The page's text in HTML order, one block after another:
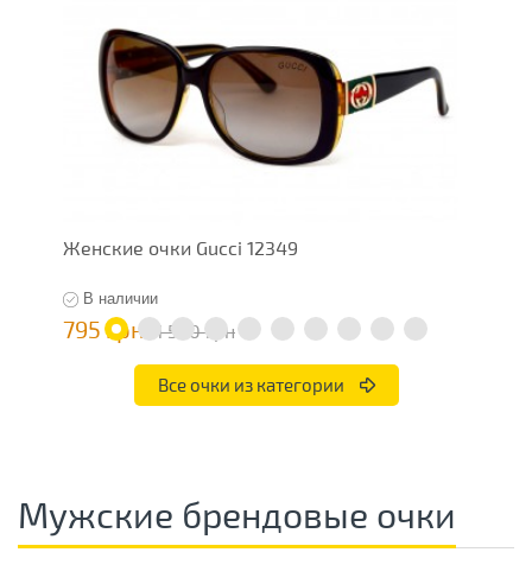
Женские очки Gucci 12349
В наличии
795 грн 1 590 грн
Все очки из категории
Мужские брендовые очки